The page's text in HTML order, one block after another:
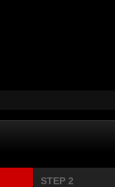
STEP 2